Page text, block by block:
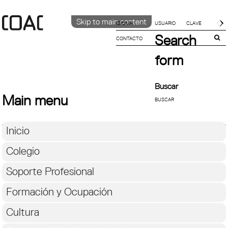
Skip to main content
IDIOMA
CATALÀ
CONTACTO
Search
form
Buscar
Main menu
Inicio
Colegio
Soporte Profesional
Formación y Ocupación
Cultura